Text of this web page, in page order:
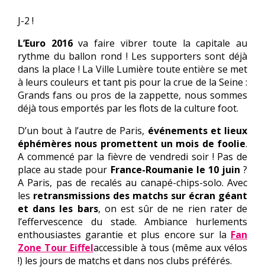
J-2 !
L’Euro 2016va faire vibrer toute la capitale au
rythme du ballon rond ! Les supporters sont déjà
dans la place ! La Ville Lumière toute entière se met
à leurs couleurs et tant pis pour la crue de la Seine :
Grands fans ou pros de la zappette, nous sommes
déjà tous emportés par les flots de la culture foot.
D’un bout à l’autre de Paris, événements et lieux
éphémères nous promettent un mois de foolie.
A commencé par la fièvre de vendredi soir ! Pas de
place au stade pour France-Roumanie le 10 juin ?
A Paris, pas de recalés au canapé-chips-solo. Avec
les retransmissions des matchs sur écran géant
et dans les bars, on est sûr de ne rien rater de
l’effervescence du stade. Ambiance hurlements
enthousiastes garantie et plus encore sur la Fan
Zone Tour Eiffelaccessible à tous (même aux vélos
!) les jours de matchs et dans nos clubs préférés.